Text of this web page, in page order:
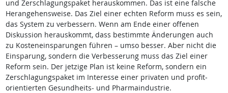
und Zerschlagungspaket herauskommen. Das ist eine falsche
Herangehensweise. Das Ziel einer echten Reform muss es sein,
das System zu verbessern. Wenn am Ende einer offenen
Diskussion herauskommt, dass bestimmte Änderungen auch
zu Kosteneinsparungen führen – umso besser. Aber nicht die
Einsparung, sondern die Verbesserung muss das Ziel einer
Reform sein. Der jetzige Plan ist keine Reform, sondern ein
Zerschlagungspaket im Interesse einer privaten und profit­
orientierten Gesundheits- und Pharmaindustrie.